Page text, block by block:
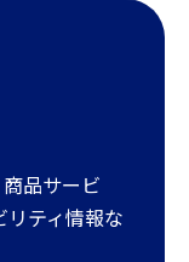
品サービ
ティ情報な